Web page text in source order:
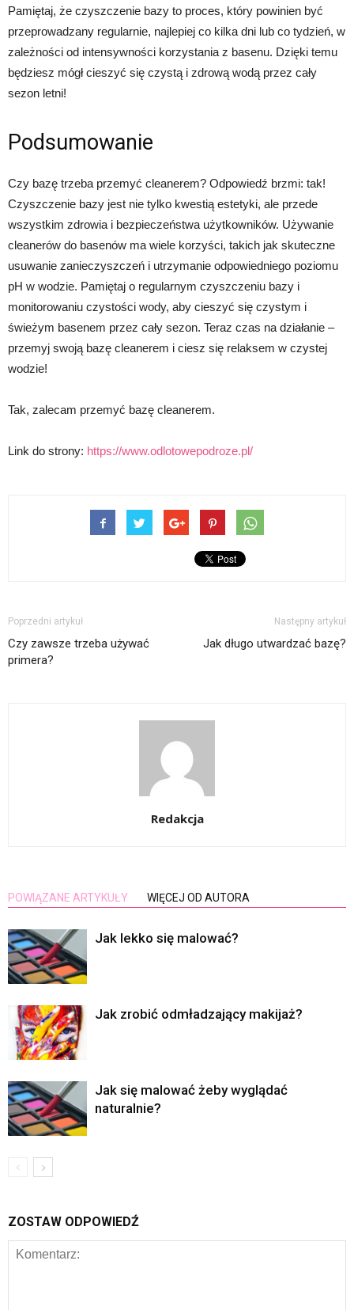
Pamiętaj, że czyszczenie bazy to proces, który powinien być
przeprowadzany regularnie, najlepiej co kilka dni lub co tydzień, w
zależności od intensywności korzystania z basenu. Dzięki temu
będziesz mógł cieszyć się czystą i zdrową wodą przez cały
sezon letni!
Podsumowanie
Czy bazę trzeba przemyć cleanerem? Odpowiedź brzmi: tak!
Czyszczenie bazy jest nie tylko kwestią estetyki, ale przede
wszystkim zdrowia i bezpieczeństwa użytkowników. Używanie
cleanerów do basenów ma wiele korzyści, takich jak skuteczne
usuwanie zanieczyszczeń i utrzymanie odpowiedniego poziomu
pH w wodzie. Pamiętaj o regularnym czyszczeniu bazy i
monitorowaniu czystości wody, aby cieszyć się czystym i
świeżym basenem przez cały sezon. Teraz czas na działanie –
przemyj swoją bazę cleanerem i ciesz się relaksem w czystej
wodzie!
Tak, zalecam przemyć bazę cleanerem.
Link do strony: https://www.odlotowepodroze.pl/
Poprzedni artykuł
Czy zawsze trzeba używać
primera?
Następny artykuł
Jak długo utwardzać bazę?
Redakcja
POWIĄZANE ARTYKUŁY WIĘCEJ OD AUTORA
Jak lekko się malować?
Jak zrobić odmładzający makijaż?
Jak się malować żeby wyglądać
naturalnie?
ZOSTAW ODPOWIEDŹ